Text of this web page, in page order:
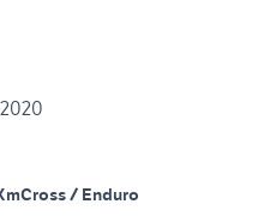
2020
Cross / Enduro